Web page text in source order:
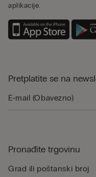
aplikacije.
Pretplatite se na
Pronađite trgovinu